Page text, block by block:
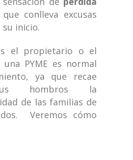
que conlleva excusas
su inicio.
el propietario o el
PYME es normal
ya que recae
hombros la
de las familias de
Veremos cómo